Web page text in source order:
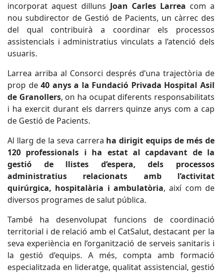
incorporat aquest dilluns Joan Carles Larrea com a
nou subdirector de Gestió de Pacients, un càrrec des
del qual contribuirà a coordinar els processos
assistencials i administratius vinculats a l’atenció dels
usuaris.
Larrea arriba al Consorci després d’una trajectòria de
prop de40 anys a la Fundació Privada Hospital Asil
de Granollers, on ha ocupat diferents responsabilitats
i ha exercit durant els darrers quinze anys com a cap
de Gestió de Pacients.
Al llarg de la seva carrera ha dirigit equips de més de
120 professionals i ha estat al capdavant de la
gestió de llistes d’espera, dels processos
administratius relacionats amb l’activitat
quirúrgica, hospitalària i ambulatòria, així com de
diversos programes de salut pública.
També ha desenvolupat funcions de coordinació
territorial i de relació amb el CatSalut, destacant per la
seva experiència en l’organització de serveis sanitaris i
la gestió d’equips. A més, compta amb formació
especialitzada en lideratge, qualitat assistencial, gestió